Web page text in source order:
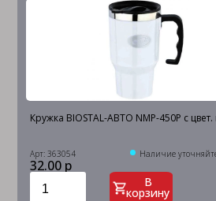
Кружка BIOSTAL-АВТО NMP-450P с цвет.
Арт: 363054 Наличие
32.00 р
В
корзину